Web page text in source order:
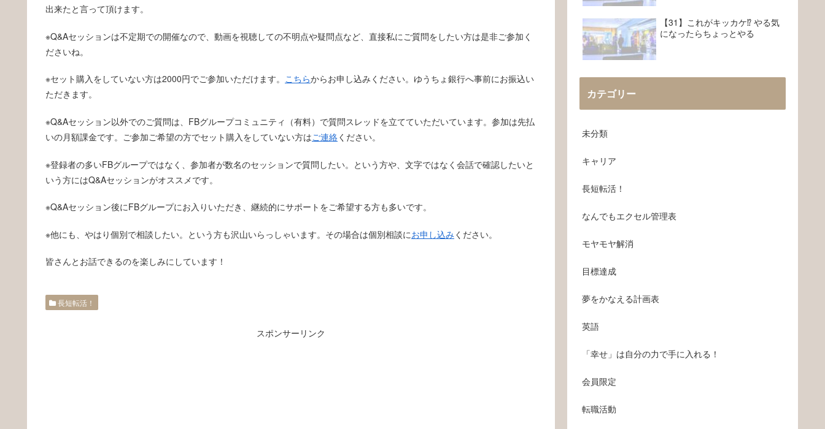
出来たと言って頂けます。
※Q&Aセッションは不定期での開催なので、動画を視聴しての不明点や疑問点など、直接私にご質問をしたい方は是非ご参加く
ださいね。
※セット購入をしていない方は2000円でご参加いただけます。 こちらからお申し込みください。ゆうちょ銀行へ事前にお振込い
ただきます。
※Q&Aセッション以外でのご質問は、FBグループコミュニティ（有料）で質問スレッドを立てていただいています。参加は先払
いの月額課金です。ご参加ご希望の方でセット購入をしていない方はご連絡ください。
※登録者の多いFBグループではなく、参加者が数名のセッションで質問したい。という方や、文字ではなく会話で確認したいと
いう方にはQ&Aセッションがオススメです。
※Q&Aセッション後にFBグループにお入りいただき、継続的にサポートをご希望する方も多いです。
※他にも、やはり個別で相談したい。という方も沢山いらっしゃいます。その場合は個別相談にお申し込み ください。
皆さんとお話できるのを楽しみにしています！
長短転活！
スポンサーリンク
【31】これがキッカケ⁉︎ やる気
になったらちょっとやる
カテゴリー
未分類
キャリア
長短転活！
なんでもエクセル管理表
モヤモヤ解消
目標達成
夢をかなえる計画表
英語
「幸せ」は自分の力で手に入れる！
会員限定
転職活動